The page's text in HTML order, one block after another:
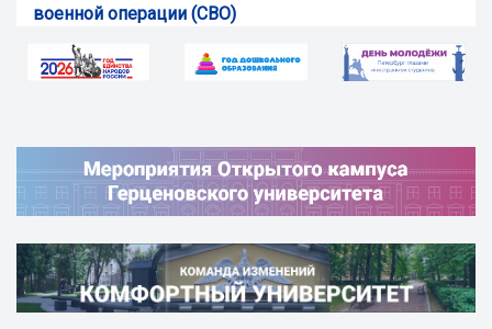
военной операции (СВО)